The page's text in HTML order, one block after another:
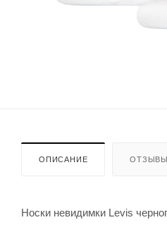
ОПИСАНИЕ ОТЗЫВЫ
Носки невидимки Levis